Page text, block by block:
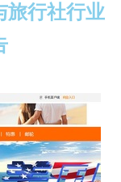
旅行社行业